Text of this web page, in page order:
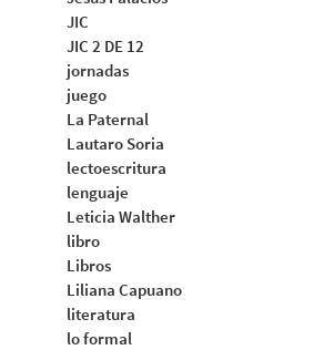
JIC
JIC 2 DE 12
jornadas
juego
La Paternal
Lautaro Soria
lectoescritura
lenguaje
Leticia Walther
libro
Libros
Liliana Capuano
literatura
lo formal